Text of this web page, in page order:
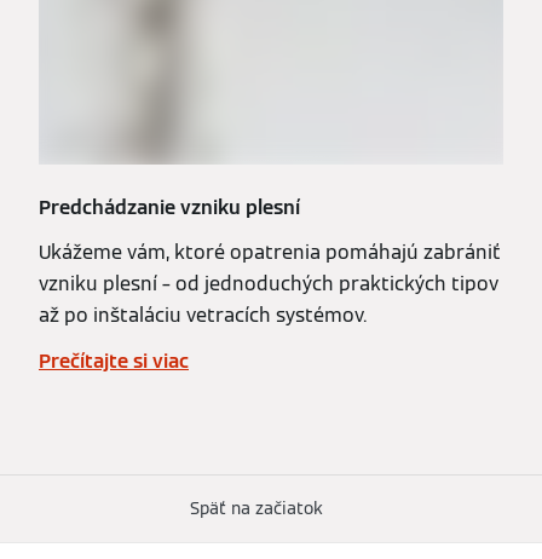
Predchádzanie vzniku plesní
Ukážeme vám, ktoré opatrenia pomáhajú zabrániť
vzniku plesní – od jednoduchých praktických tipov
až po inštaláciu vetracích systémov.
Prečítajte si viac
Späť na začiatok